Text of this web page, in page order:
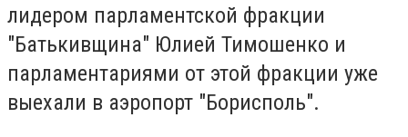
лидером парламентской фракции
"Батькивщина" Юлией Тимошенко и
парламентариями от этой фракции уже
выехали в аэропорт "Борисполь".